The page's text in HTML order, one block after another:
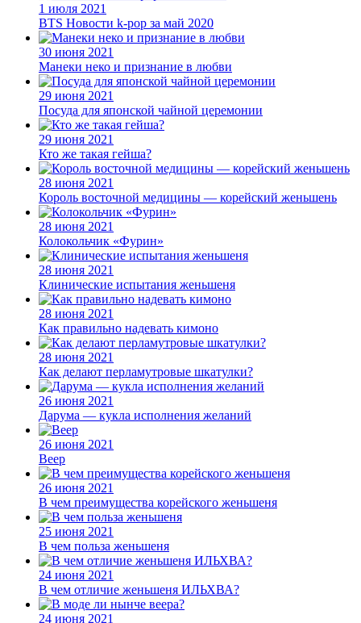
1 июля 2021
BTS Новости k-pop за май 2020
30 июня 2021
Манеки неко и признание в любви
29 июня 2021
Посуда для японской чайной церемонии
29 июня 2021
Кто же такая гейша?
28 июня 2021
Король восточной медицины — корейский женьшень
28 июня 2021
Колокольчик «Фурин»
28 июня 2021
Клинические испытания женьшеня
28 июня 2021
Как правильно надевать кимоно
28 июня 2021
Как делают перламутровые шкатулки?
26 июня 2021
Дарума — кукла исполнения желаний
26 июня 2021
Веер
26 июня 2021
В чем преимущества корейского женьшеня
25 июня 2021
В чем польза женьшеня
24 июня 2021
В чем отличие женьшеня ИЛЬХВА?
24 июня 2021